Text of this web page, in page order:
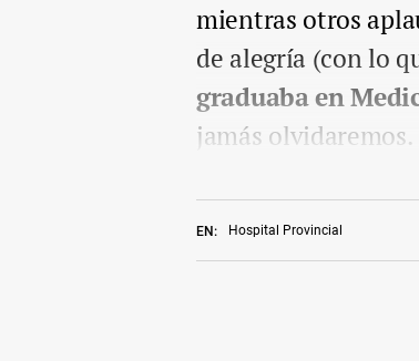
EN: Hospital Provincial
mientras otros
de alegría (con lo
graduaba en
jamás olvidaremos.